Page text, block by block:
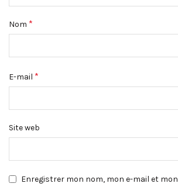
Nom *
E-mail *
Site web
Enregistrer mon nom, mon e-mail et